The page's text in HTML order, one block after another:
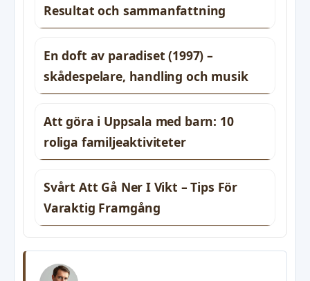
Resultat och sammanfattning
En doft av paradiset (1997) –
skådespelare, handling och musik
Att göra i Uppsala med barn: 10
roliga familjeaktiviteter
Svårt Att Gå Ner I Vikt – Tips För
Varaktig Framgång